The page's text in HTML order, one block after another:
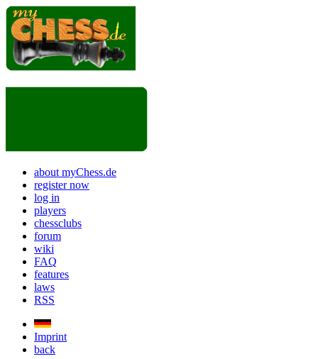
about myChess.de
register now
log in
players
chessclubs
forum
wiki
FAQ
features
laws
RSS
Imprint
back